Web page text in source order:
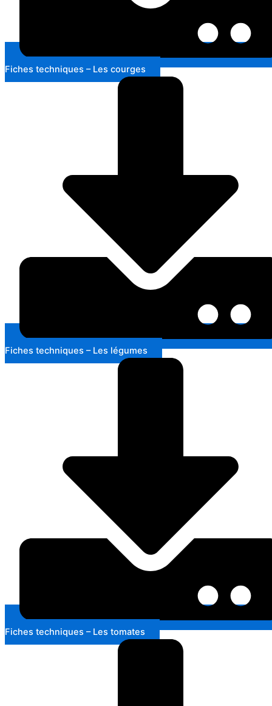
Fiches techniques – Les courges
Fiches techniques – Les légumes
Fiches techniques – Les tomates